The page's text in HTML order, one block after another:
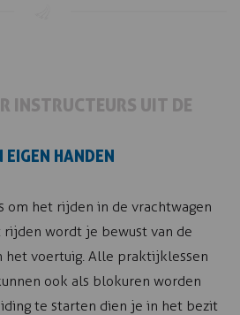
INSTRUCTEURS UIT DE
EIGEN HANDEN
om het rijden in de vrachtwagen
wordt je bewust van de
het voertuig. Alle praktijklessen
ook als blokuren worden
te starten dien je in het bezit